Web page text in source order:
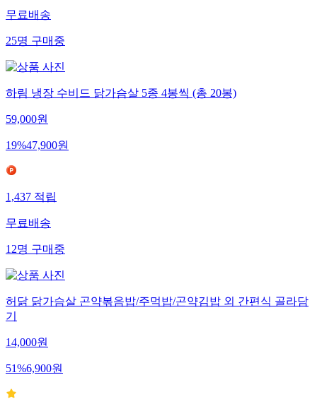
무료배송
25명구매중
하림 냉장 수비드 닭가슴살 5종 4봉씩 (총 20봉)
59,000원
19%47,900원
1,437적립
무료배송
12명구매중
허닭 닭가슴살 곤약볶음밥/주먹밥/곤약김밥 외 간편식 골라담
기
14,000원
51%6,900원